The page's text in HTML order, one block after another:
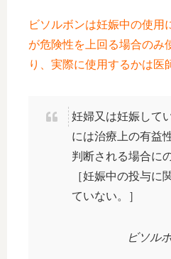
ビソルボンは妊娠中の使用
が危険性を上回る場合のみ
り、実際に使用するかは医
妊婦又は妊娠して
には治療上の有益
判断される場合に
［妊娠中の投与に
ていない。］
ビソル